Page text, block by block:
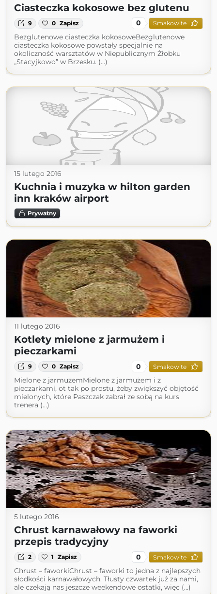
Ciasteczka kokosowe bez glutenu
9 0 Zapisz 0 Smakowite
Bezglutenowe ciasteczka kokosoweBezglutenowe
ciasteczka kokosowe powstały specjalnie na
okoliczność warsztatów w Niepublicznym Żłobku
„Stacyjkowo” w Brzesku. (...)
15 lutego 2016
Kuchnia i muzyka w hilton garden
inn kraków airport
Prywatny
11 lutego 2016
Kotlety mielone z jarmużem i
pieczarkami
9 0 Zapisz 0 Smakowite
Mielone z jarmużemMielone z jarmużem i z
pieczarkami, ot tak po prostu, żeby zwiększyć objętość
mielonych, które Paszczak zabrał ze sobą na kurs
trenera (...)
5 lutego 2016
Chrust karnawałowy na faworki
przepis tradycyjny
2 1 Zapisz 0 Smakowite
Chrust – faworkiChrust – faworki to jedna z najlepszych
słodkości karnawałowych. Tłusty czwartek już za nami,
ale czekają nas jeszcze weekendowe ostatki, więc (...)